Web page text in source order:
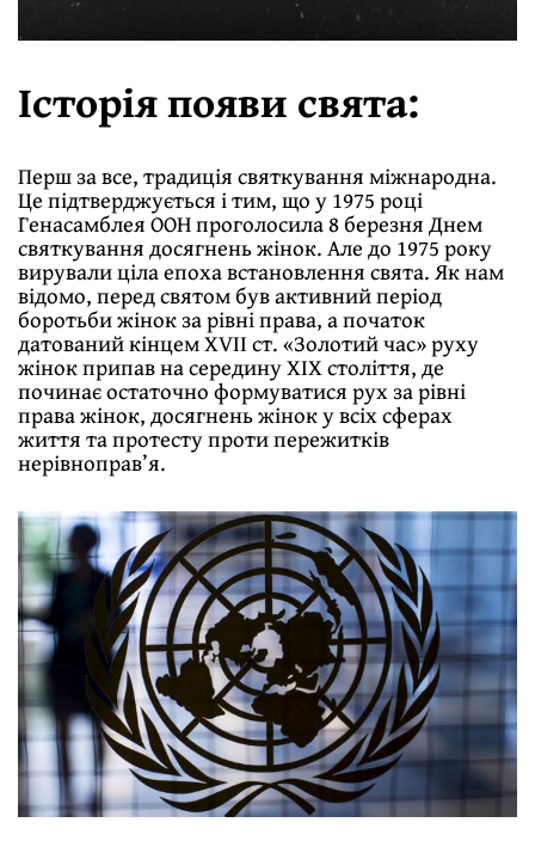
Історiя появи свята:
Перш за все, традицiя святкування мiжнародна.
Це пiдтверджується i тим, що у 1975 роцi
Генасамблея ООН проголосила 8 березня Днем
святкування досягнень жiнок. Але до 1975 року
вирували цiла епоха встановлення свята. Як нам
вiдомо, перед святом був активний період
боротьби жiнок за рiвнi права, а початок
датований кiнцем XVII ст. «Золотий час» руху
жiнок припав на середину ХІХ столiття, де
починає остаточно формуватися рух за рiвнi
права жiнок, досягнень жiнок у всiх сферах
життя та протесту проти пережиткiв
нерiвноправ’я.